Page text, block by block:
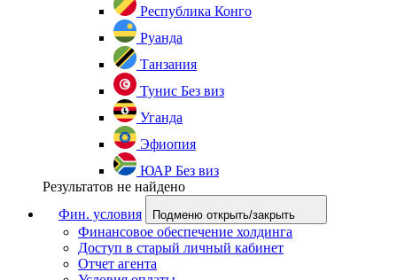
Республика Конго
Руанда
Танзания
Тунис Без виз
Уганда
Эфиопия
ЮАР Без виз
Результатов не найдено
Фин. условия
Подменю открыть/закрыть
Финансовое обеспечение холдинга
Доступ в старый личный кабинет
Отчет агента